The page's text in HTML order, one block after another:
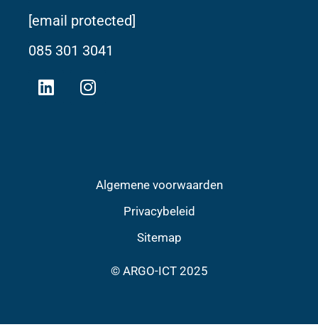
[email protected]
085 301 3041
Algemene voorwaarden
Privacybeleid
Sitemap
© ARGO-ICT 2025